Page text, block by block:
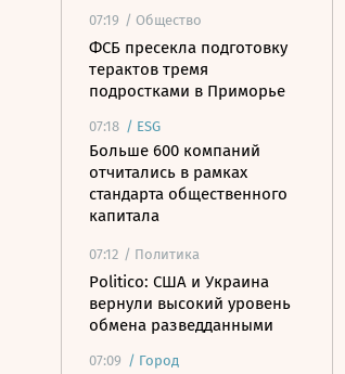
07:19 / Общество
ФСБ пресекла подготовку
терактов тремя
подростками в Приморье
07:18 / ESG
Больше 600 компаний
отчитались в рамках
стандарта общественного
капитала
07:12 / Политика
Politico: США и Украина
вернули высокий уровень
обмена разведданными
07:09 / Город